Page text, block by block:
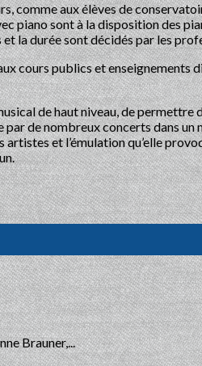
comme aux élèves de
piano sont à la disposition des
la durée sont décidés par les
cours publics et enseignements
de haut niveau, de
par de nombreux concerts dans
et l’émulation qu’elle
Brauner,...